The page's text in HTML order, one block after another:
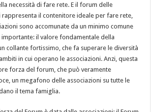
necessità di fare rete. E il forum delle
il contenitore ideale per fare rete,
sono accomunate da un minimo comune
il valore fondamentale della
collante fortissimo, che fa superare le diversità
in cui operano le associazioni. Anzi, questa
forza del forum, che può veramente
un megafono delle associazioni su tutte le
il tema famiglia.